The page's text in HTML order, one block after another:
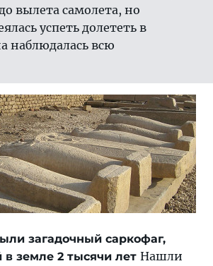
вылета самолета, но
успеть долететь в
наблюдалась всю
загадочный саркофаг,
земле 2 тысячи лет Нашли